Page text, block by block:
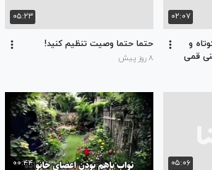
۰۲:۰۷
و
قمی
۰۵:۲۳
حتما حتما وصیت تنظیم کنید!
۸ روز پیش
۰۵:۰۶ ۰۰:۴۴